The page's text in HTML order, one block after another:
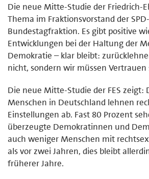
Die neue Mitte-Studie der Friedrich-
Thema im Fraktionsvorstand der SPD-
Bundestagfraktion. Es gibt positive
Entwicklungen bei der Haltung der
Demokratie – klar bleibt:
nicht, sondern wir müssen Vertrauen
Die neue Mitte-Studie der FES zeigt:
Menschen in Deutschland lehnen
Einstellungen ab. Fast 80 Prozent
überzeugte Demokratinnen und
auch weniger Menschen mit
als vor zwei Jahren, dies bleibt
früherer Jahre.